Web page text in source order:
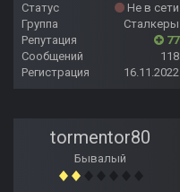
Статус
Не в сети
Группа
Сталкеры
Репутация
77
Сообщений
118
Регистрация
16.11.2022
tormentor80
Бывалый